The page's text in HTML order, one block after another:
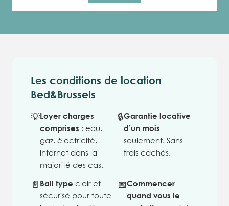
Les conditions de location
Bed&Brussels
💡Loyer charges
comprises : eau,
gaz, électricité,
internet dans la
majorité des cas.
🔒Garantie locative
d’un mois
seulement. Sans
frais cachés.
📄 Bail type clair et
sécurisé pour toute
📅Commencer
quand vous le